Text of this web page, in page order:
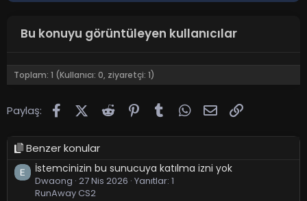
Bu konuyu görüntüleyen kullanıcılar
Toplam: 1 (Kullanıcı: 0, ziyaretçi: 1)
Paylaş: FacebookX (Twitter)
Reddit Pinterest
Tumblr WhatsApp
E-posta
Benzer konular
İstemcinizin bu sunucuya katılma izni yok
Dwaong 27 Nis 2026 Yanıtlar: 1
RunAway CS2